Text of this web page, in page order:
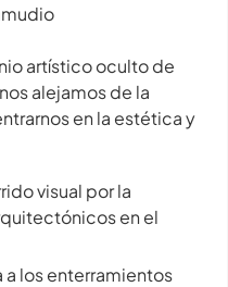
artístico oculto de
alejamos de la
en la estética y
visual por la
en el
a los enterramientos